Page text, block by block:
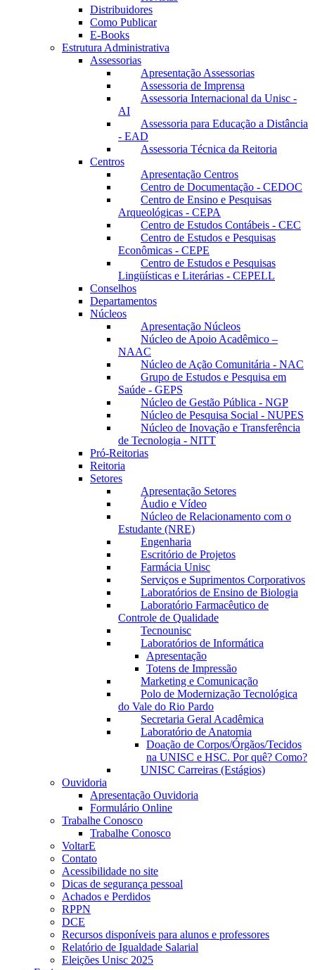
Distribuidores
Como Publicar
E-Books
Estrutura Administrativa
Assessorias
Apresentação Assessorias
Assessoria de Imprensa
Assessoria Internacional da Unisc -
AI
Assessoria para Educação a Distância
- EAD
Assessoria Técnica da Reitoria
Centros
Apresentação Centros
Centro de Documentação - CEDOC
Centro de Ensino e Pesquisas
Arqueológicas - CEPA
Centro de Estudos Contábeis - CEC
Centro de Estudos e Pesquisas
Econômicas - CEPE
Centro de Estudos e Pesquisas
Lingüísticas e Literárias - CEPELL
Conselhos
Departamentos
Núcleos
Apresentação Núcleos
Núcleo de Apoio Acadêmico –
NAAC
Núcleo de Ação Comunitária - NAC
Grupo de Estudos e Pesquisa em
Saúde - GEPS
Núcleo de Gestão Pública - NGP
Núcleo de Pesquisa Social - NUPES
Núcleo de Inovação e Transferência
de Tecnologia - NITT
Pró-Reitorias
Reitoria
Setores
Apresentação Setores
Áudio e Vídeo
Núcleo de Relacionamento com o
Estudante (NRE)
Engenharia
Escritório de Projetos
Farmácia Unisc
Serviços e Suprimentos Corporativos
Laboratórios de Ensino de Biologia
Laboratório Farmacêutico de
Controle de Qualidade
Tecnounisc
Laboratórios de Informática
Apresentação
Totens de Impressão
Marketing e Comunicação
Polo de Modernização Tecnológica
do Vale do Rio Pardo
Secretaria Geral Acadêmica
Laboratório de Anatomia
Doação de Corpos/Órgãos/Tecidos
na UNISC e HSC. Por quê? Como?
UNISC Carreiras (Estágios)
Ouvidoria
Apresentação Ouvidoria
Formulário Online
Trabalhe Conosco
Trabalhe Conosco
VoltarE
Contato
Acessibilidade no site
Dicas de segurança pessoal
Achados e Perdidos
RPPN
DCE
Recursos disponíveis para alunos e professores
Relatório de Igualdade Salarial
Eleições Unisc 2025